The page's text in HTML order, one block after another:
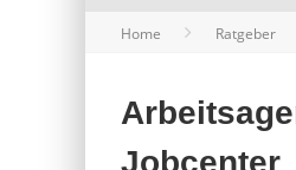
Home Ratgeber
Jobcenter